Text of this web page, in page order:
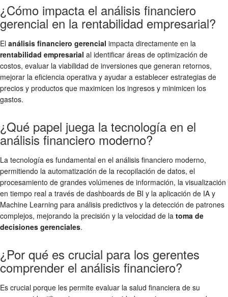
¿Cómo impacta el análisis financiero
gerencial en la rentabilidad empresarial?
El análisis financiero gerencial impacta directamente en la
rentabilidad empresarial al identificar áreas de optimización de
costos, evaluar la viabilidad de inversiones que generan retornos,
mejorar la eficiencia operativa y ayudar a establecer estrategias de
precios y productos que maximicen los ingresos y minimicen los
gastos.
¿Qué papel juega la tecnología en el
análisis financiero moderno?
La tecnología es fundamental en el análisis financiero moderno,
permitiendo la automatización de la recopilación de datos, el
procesamiento de grandes volúmenes de información, la visualización
en tiempo real a través de dashboards de BI y la aplicación de IA y
Machine Learning para análisis predictivos y la detección de patrones
complejos, mejorando la precisión y la velocidad de la toma de
decisiones gerenciales.
¿Por qué es crucial para los gerentes
comprender el análisis financiero?
Es crucial porque les permite evaluar la salud financiera de su